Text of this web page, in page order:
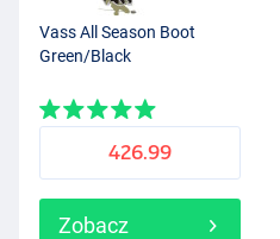
Vass All Season Boot
Green/Black
426.99
Zobacz